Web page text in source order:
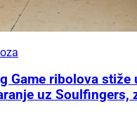
Game ribolova stiže
uz Soulfingers,